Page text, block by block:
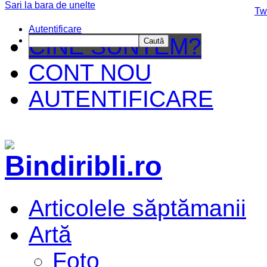
CINE SUNTEM?
CONT NOU
AUTENTIFICARE
Articolele săptămanii
Artă
Foto
Sari la bara de unelte
Autentificare
Caută